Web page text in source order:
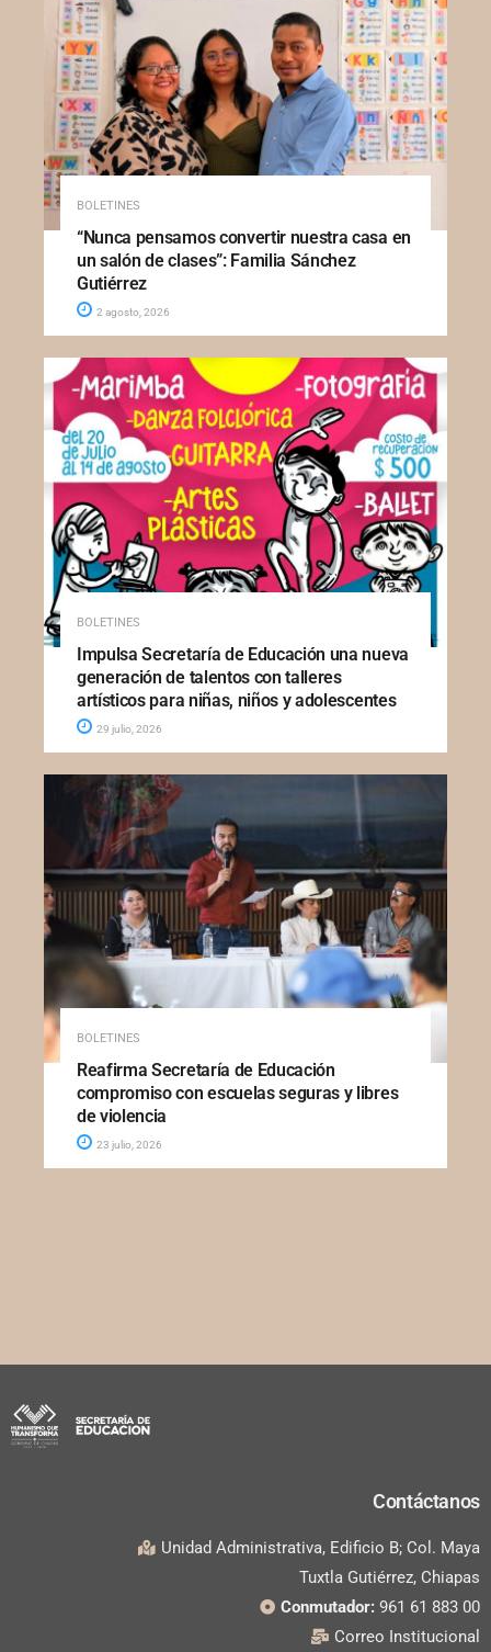
BOLETINES
“Nunca pensamos convertir nuestra casa en
un salón de clases”: Familia Sánchez
Gutiérrez
2 agosto, 2026
BOLETINES
Impulsa Secretaría de Educación una nueva
generación de talentos con talleres
artísticos para niñas, niños y adolescentes
29 julio, 2026
BOLETINES
Reafirma Secretaría de Educación
compromiso con escuelas seguras y libres
de violencia
23 julio, 2026
Contáctanos
Unidad Administrativa, Edificio B; Col. Maya
Tuxtla Gutiérrez, Chiapas
Conmutador: 961 61 883 00
Correo Institucional